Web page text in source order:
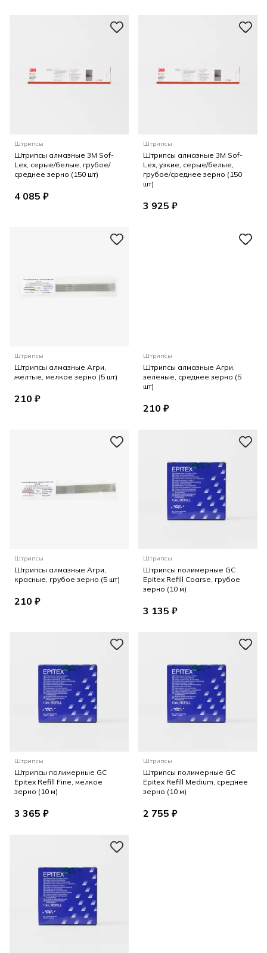
Штрипсы
Штрипсы алмазные 3M Sof-
Lex, серые/белые, грубое/
среднее зерно (150 шт)
4 085 ₽
Штрипсы
Штрипсы алмазные 3M Sof-
Lex, узкие, серые/белые,
грубое/среднее зерно (150
шт)
3 925 ₽
Штрипсы
Штрипсы алмазные Агри,
желтые, мелкое зерно (5 шт)
210 ₽
Штрипсы
Штрипсы алмазные Агри,
зеленые, среднее зерно (5
шт)
210 ₽
Штрипсы
Штрипсы алмазные Агри,
красные, грубое зерно (5 шт)
210 ₽
Штрипсы
Штрипсы полимерные GC
Epitex Refill Coarse, грубое
зерно (10 м)
3 135 ₽
Штрипсы
Штрипсы полимерные GC
Epitex Refill Fine, мелкое
зерно (10 м)
3 365 ₽
Штрипсы
Штрипсы полимерные GC
Epitex Refill Medium, среднее
зерно (10 м)
2 755 ₽